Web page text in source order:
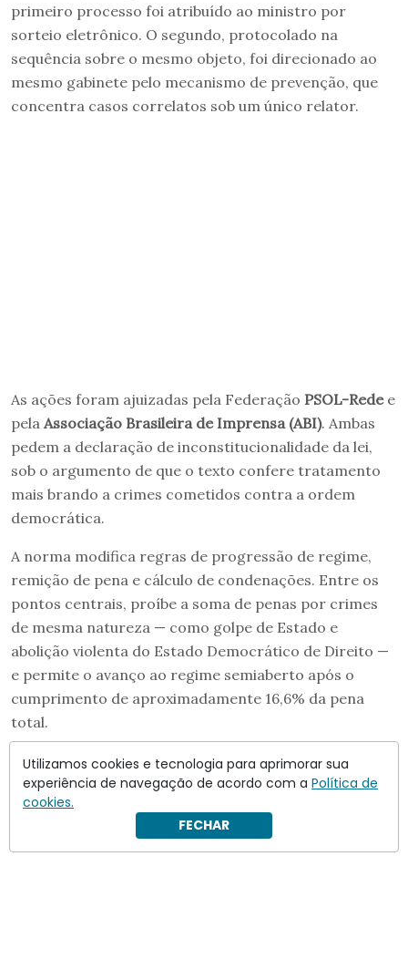
primeiro processo foi atribuído ao ministro por
sorteio eletrônico. O segundo, protocolado na
sequência sobre o mesmo objeto, foi direcionado ao
mesmo gabinete pelo mecanismo de prevenção, que
concentra casos correlatos sob um único relator.
As ações foram ajuizadas pela Federação PSOL-Redee
pela Associação Brasileira de Imprensa (ABI). Ambas
pedem a declaração de inconstitucionalidade da lei,
sob o argumento de que o texto confere tratamento
mais brando a crimes cometidos contra a ordem
democrática.
A norma modifica regras de progressão de regime,
remição de pena e cálculo de condenações. Entre os
pontos centrais, proíbe a soma de penas por crimes
de mesma natureza — como golpe de Estado e
abolição violenta do Estado Democrático de Direito —
e permite o avanço ao regime semiaberto após o
cumprimento de aproximadamente 16,6% da pena
total.
Utilizamos cookies e tecnologia para aprimorar sua
experiência de navegação de acordo com a Política de
cookies.
FECHAR